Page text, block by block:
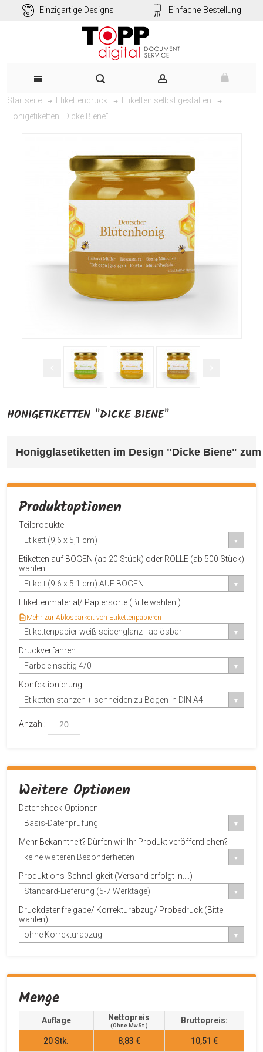
Einzigartige Designs Einfache Bestellung
Startseite Etikettendruck
Etiketten selbst gestalten
Honigetiketten "Dicke Biene"
HONIGETIKETTEN "DICKE BIENE"
Honigglasetiketten im Design "Dicke Biene"
Produktoptionen
Teilprodukte
Etikett (9,6 x 5,1 cm)
Etiketten auf BOGEN (ab 20 Stück) oder ROLLE (ab 500 Stück)
wählen
Etikett (9.6 x 5.1 cm) AUF BOGEN
Etikettenmaterial/ Papiersorte (Bitte wählen!)
Mehr zur Ablösbarkeit von Etikettenpapieren
Etikettenpapier weiß seidenglanz - ablösbar
Druckverfahren
Farbe einseitig 4/0
Konfektionierung
Etiketten stanzen + schneiden zu Bögen in DIN A4
Anzahl:
Weitere Optionen
Datencheck-Optionen
Basis-Datenprüfung
Mehr Bekanntheit? Dürfen wir Ihr Produkt veröffentlichen?
keine weiteren Besonderheiten
Produktions-Schnelligkeit (Versand erfolgt in....)
Standard-Lieferung (5-7 Werktage)
Druckdatenfreigabe/ Korrekturabzug/ Probedruck (Bitte
wählen)
ohne Korrekturabzug
Menge
Auflage Nettopreis
(ohne MwSt.)
Bruttopreis:
20Stk. 8,83 € 10,51 €